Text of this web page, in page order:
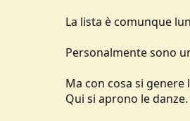
La lista è comunque
Personalmente sono
Ma con cosa si
Qui si aprono le